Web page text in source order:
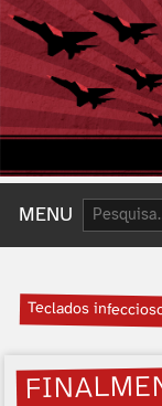
MENU
Teclados